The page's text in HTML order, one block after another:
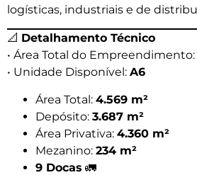
logísticas, industriais e de
📐 Detalhamento Técnico
• Área Total do Empreendimento:
• Unidade Disponível: A6
Área Total: 4.569 m²
Depósito: 3.687 m²
Área Privativa: 4.360 m²
Mezanino: 234 m²
9 Docas 🚛